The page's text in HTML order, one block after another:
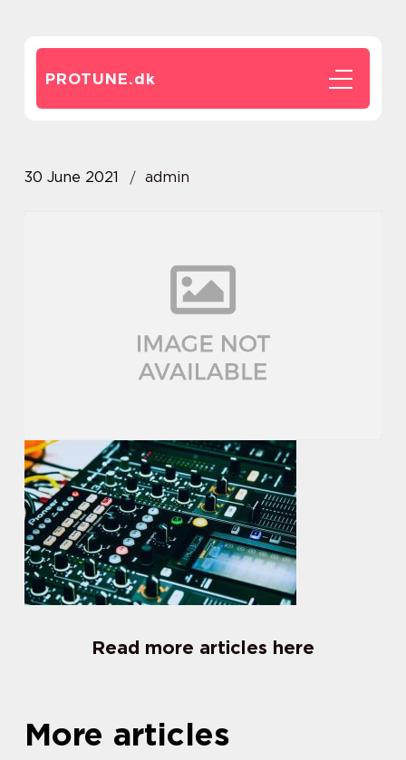
PROTUNE.dk
30 June 2021 admin
Read more articles here
More articles